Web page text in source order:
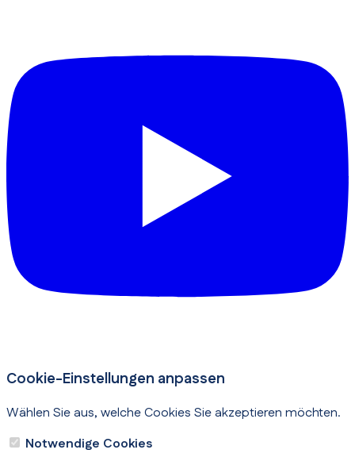
Cookie-Einstellungen anpassen
Wählen Sie aus, welche Cookies Sie akzeptieren möchten.
Notwendige Cookies